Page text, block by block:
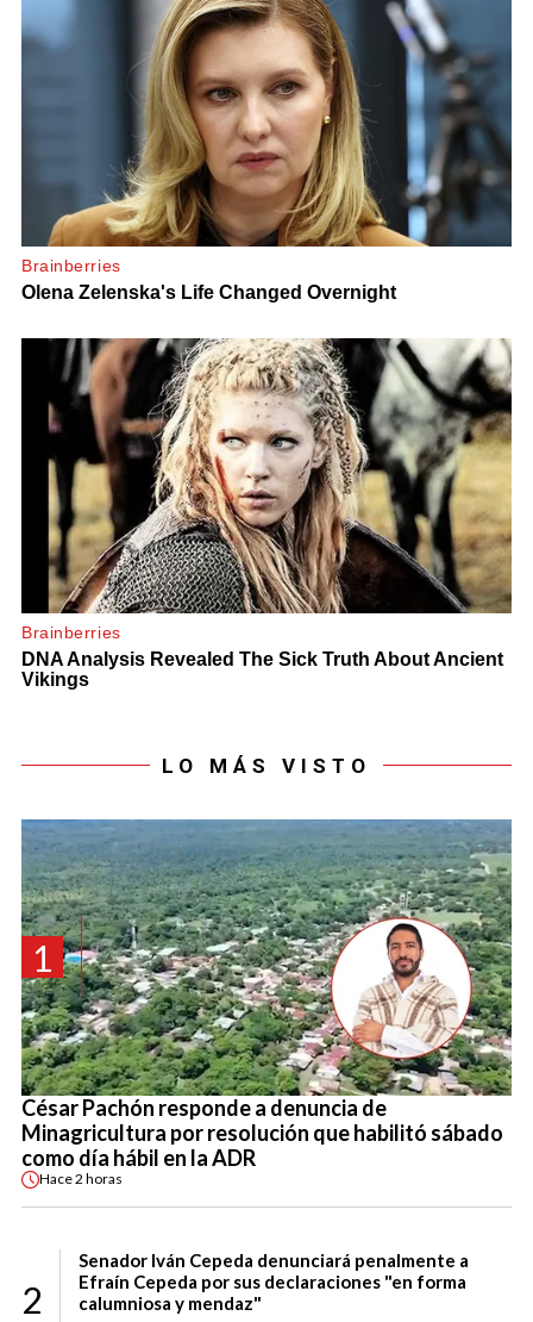
LO MÁS VISTO
1
César Pachón responde a denuncia de
Minagricultura por resolución que habilitó sábado
como día hábil en la ADR
Hace2 horas
2
Senador Iván Cepeda denunciará penalmente a
Efraín Cepeda por sus declaraciones "en forma
calumniosa y mendaz"